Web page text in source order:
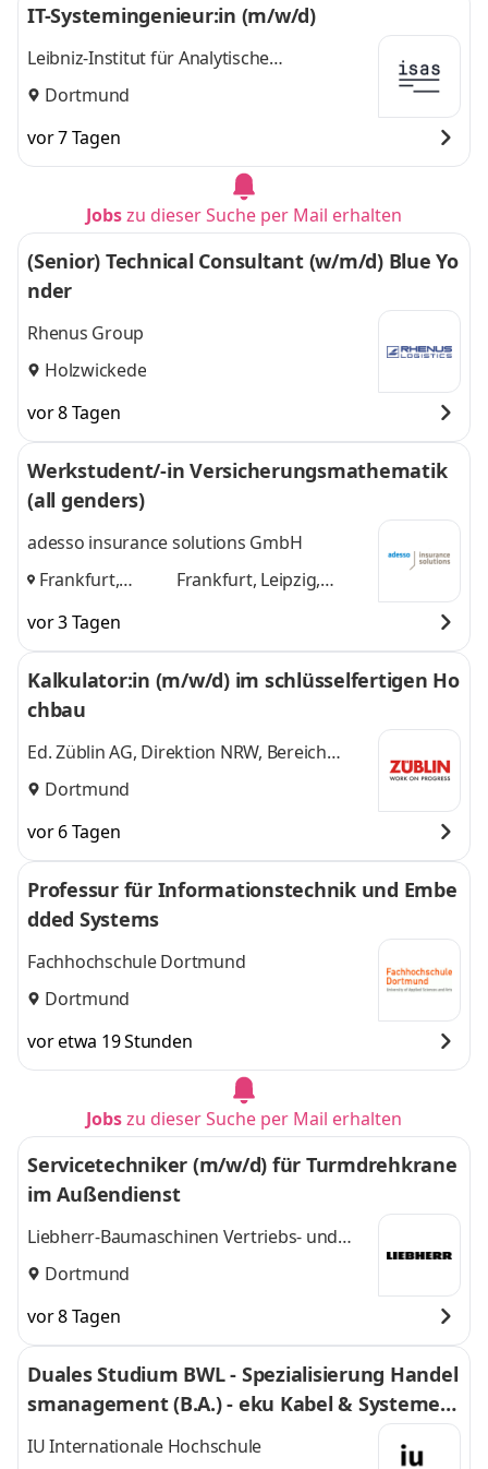
IT-Systemingenieur:in (m/w/d)
Leibniz-Institut für Analytische
Wissenschaften - ISAS - e.V.
Dortmund
vor 7 Tagen
Jobszu dieser Suche per Mail erhalten
(Senior) Technical Consultant (w/m/d) Blue Yo
nder
Rhenus Group
Holzwickede
vor 8 Tagen
Werkstudent/-in Versicherungsmathematik
(all genders)
adesso insurance solutions GmbH
Frankfurt,
Dortmund
Frankfurt, Leipzig,
vor 3 Tagen
Kalkulator:in (m/w/d) im schlüsselfertigen Ho
chbau
Ed. Züblin AG, Direktion NRW, Bereich
Dortmund
Dortmund
vor 6 Tagen
Professur für Informationstechnik und Embe
dded Systems
Fachhochschule Dortmund
Dortmund
vor etwa 19 Stunden
Jobszu dieser Suche per Mail erhalten
Servicetechniker (m/w/d) für Turmdrehkrane
im Außendienst
Liebherr-Baumaschinen Vertriebs- und
Service GmbH
Dortmund
vor 8 Tagen
Duales Studium BWL - Spezialisierung Handel
smanagement (B.A.) - eku Kabel & Systeme G
mbH & Co. KG
IU Internationale Hochschule